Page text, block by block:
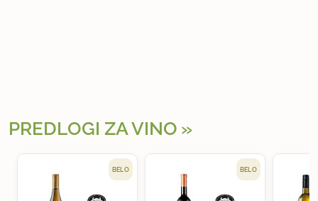
PREDLOGI ZA VINO
BELO BELO